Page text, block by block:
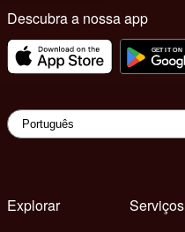
Descubra a nossa app
Explorar
Serviços